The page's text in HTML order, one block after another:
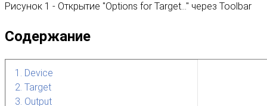
Рисунок 1 - Открытие "Options for Target…" через Toolbar
Содержание
1. Device
2. Target
3. Output